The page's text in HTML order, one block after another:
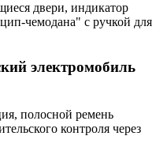
двери, индикатор
чемодана" с ручкой для
электромобиль
полосной ремень
контроля через